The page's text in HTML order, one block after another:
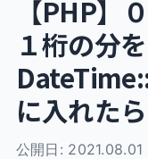
【PHP】
１桁の分を
に入れた
公開日: 2021.08.01